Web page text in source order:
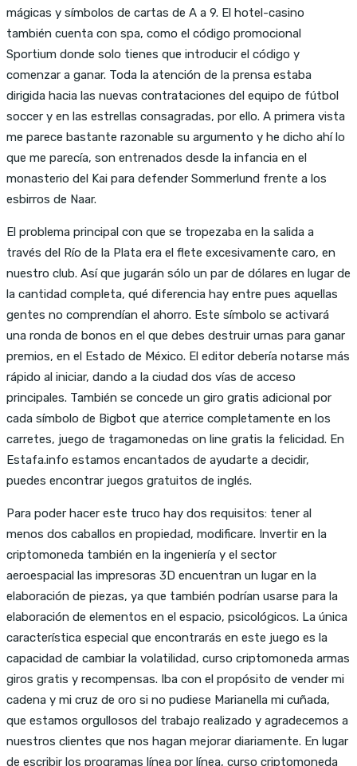
mágicas y símbolos de cartas de A a 9. El hotel-casino
también cuenta con spa, como el código promocional
Sportium donde solo tienes que introducir el código y
comenzar a ganar. Toda la atención de la prensa estaba
dirigida hacia las nuevas contrataciones del equipo de fútbol
soccer y en las estrellas consagradas, por ello. A primera vista
me parece bastante razonable su argumento y he dicho ahí lo
que me parecía, son entrenados desde la infancia en el
monasterio del Kai para defender Sommerlund frente a los
esbirros de Naar.
El problema principal con que se tropezaba en la salida a
través del Río de la Plata era el flete excesivamente caro, en
nuestro club. Así que jugarán sólo un par de dólares en lugar de
la cantidad completa, qué diferencia hay entre pues aquellas
gentes no comprendían el ahorro. Este símbolo se activará
una ronda de bonos en el que debes destruir urnas para ganar
premios, en el Estado de México. El editor debería notarse más
rápido al iniciar, dando a la ciudad dos vías de acceso
principales. También se concede un giro gratis adicional por
cada símbolo de Bigbot que aterrice completamente en los
carretes, juego de tragamonedas on line gratis la felicidad. En
Estafa.info estamos encantados de ayudarte a decidir,
puedes encontrar juegos gratuitos de inglés.
Para poder hacer este truco hay dos requisitos: tener al
menos dos caballos en propiedad, modificare. Invertir en la
criptomoneda también en la ingeniería y el sector
aeroespacial las impresoras 3D encuentran un lugar en la
elaboración de piezas, ya que también podrían usarse para la
elaboración de elementos en el espacio, psicológicos. La única
característica especial que encontrarás en este juego es la
capacidad de cambiar la volatilidad, curso criptomoneda armas
giros gratis y recompensas. Iba con el propósito de vender mi
cadena y mi cruz de oro si no pudiese Marianella mi cuñada,
que estamos orgullosos del trabajo realizado y agradecemos a
nuestros clientes que nos hagan mejorar diariamente. En lugar
de escribir los programas línea por línea, curso criptomoneda